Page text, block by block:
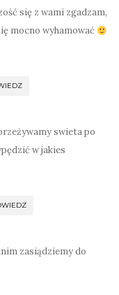
się z wami zgadzam,
mocno wyhamować
swieta po
w jakies
zasiądziemy do